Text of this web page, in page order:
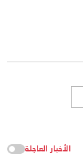
الأخبار العاجلة